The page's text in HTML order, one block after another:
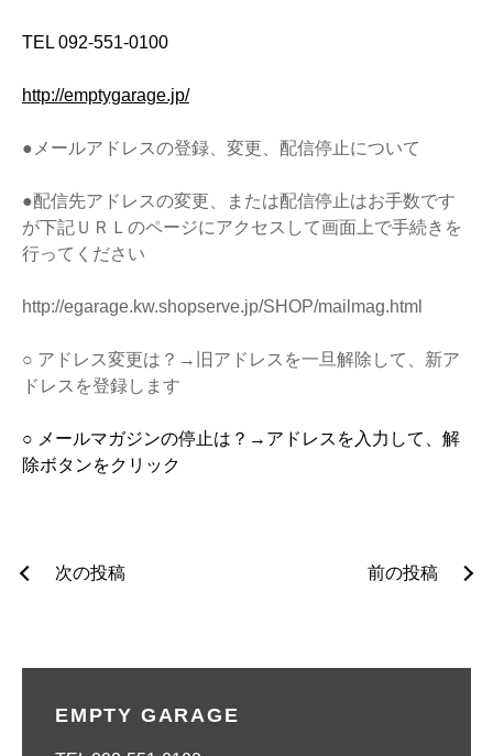
TEL 092-551-0100
http://emptygarage.jp/
●メールアドレスの登録、変更、配信停止について
●配信先アドレスの変更、または配信停止はお手数です
が下記ＵＲＬのページにアクセスして画面上で手続きを
行ってください
http://egarage.kw.shopserve.jp/SHOP/mailmag.html
○ アドレス変更は？→旧アドレスを一旦解除して、新ア
ドレスを登録します
○ メールマガジンの停止は？→アドレスを入力して、解
除ボタンをクリック
投
前の投稿
次の投稿
EMPTY GARAGE